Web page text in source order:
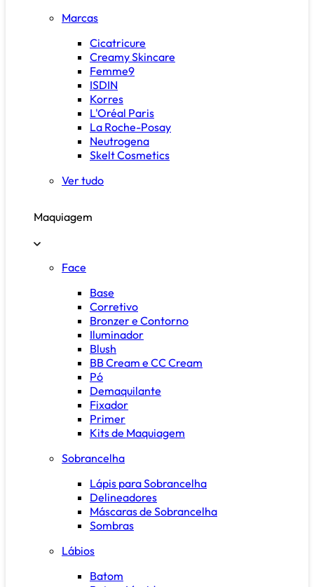
Marcas
Cicatricure
Creamy Skincare
Femme9
ISDIN
Korres
L'Oréal Paris
La Roche-Posay
Neutrogena
Skelt Cosmetics
Ver tudo
Maquiagem
Face
Base
Corretivo
Bronzer e Contorno
Iluminador
Blush
BB Cream e CC Cream
Pó
Demaquilante
Fixador
Primer
Kits de Maquiagem
Sobrancelha
Lápis para Sobrancelha
Delineadores
Máscaras de Sobrancelha
Sombras
Lábios
Batom